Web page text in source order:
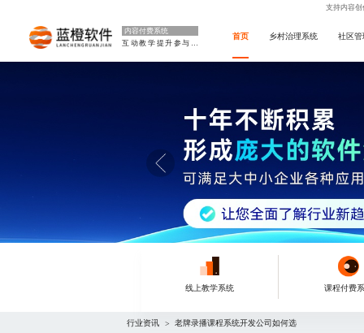
支持内容
内容付费系统
互动教学提升参与度
首页 乡村治理系统 社区管
线上教学系统 课程付费
行业资讯 > 老牌录播课程系统开发公司如何选